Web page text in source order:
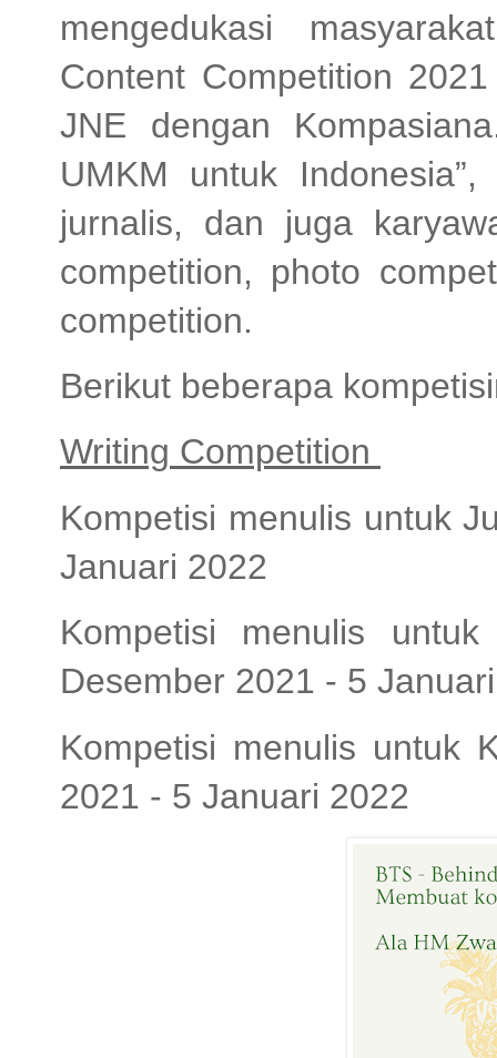
mengedukasi
Content Competition
JNE dengan
UMKM untuk
jurnalis, dan juga
competition, photo
competition.
Berikut beberapa
Writing Competition
Kompetisi menulis untuk
Januari 2022
Kompetisi menulis
Desember 2021 - 5
Kompetisi menulis untuk
2021 - 5 Januari 2022